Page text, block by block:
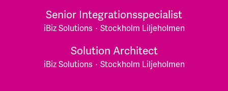
Senior Integrationsspecialist
iBiz Solutions · Stockholm Liljeholmen
Solution Architect
iBiz Solutions · Stockholm Liljeholmen